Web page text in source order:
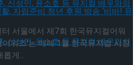
서울에서 제7회 한국뮤지컬어워
워즈’는 매해 1월 한국뮤지컬 시장
게...